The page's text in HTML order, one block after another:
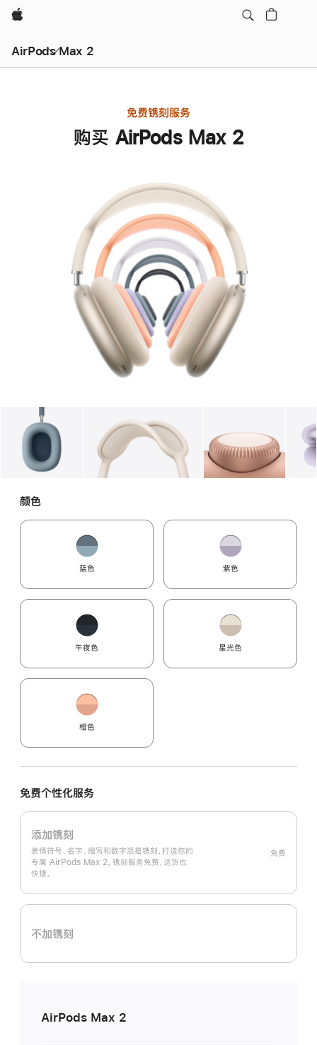
Apple
AirPods Max 2
免费镌刻服务
购买 AirPods Max 2
图库 1 图库 图像 图库 图像
颜色
蓝色 紫色
午夜色 星光色
橙色
免费个性化服务
添加镌刻
表情符号、名字、缩写和数字混搭镌刻，打造你的
专属 AirPods Max 2。镌刻服务免费，送货也
快捷。
免费
不加镌刻
AirPods Max 2